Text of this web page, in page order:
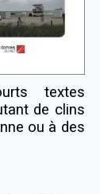
textes
de clins
ou à des